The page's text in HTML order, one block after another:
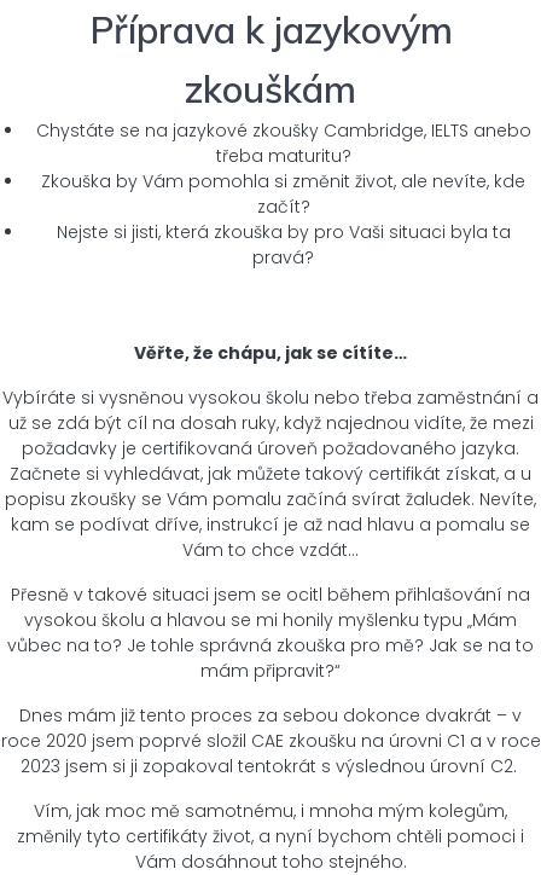
Příprava k jazykovým
zkouškám
Chystáte se na jazykové zkoušky Cambridge, IELTS anebo
třeba maturitu?
Zkouška by Vám pomohla si změnit život, ale nevíte, kde
začít?
Nejste si jisti, která zkouška by pro Vaši situaci byla ta
pravá?
Věřte, že chápu, jak se cítíte…
Vybíráte si vysněnou vysokou školu nebo třeba zaměstnání a
už se zdá být cíl na dosah ruky, když najednou vidíte, že mezi
požadavky je certifikovaná úroveň požadovaného jazyka.
Začnete si vyhledávat, jak můžete takový certifikát získat, a u
popisu zkoušky se Vám pomalu začíná svírat žaludek. Nevíte,
kam se podívat dříve, instrukcí je až nad hlavu a pomalu se
Vám to chce vzdát…
Přesně v takové situaci jsem se ocitl během přihlašování na
vysokou školu a hlavou se mi honily myšlenku typu „Mám
vůbec na to? Je tohle správná zkouška pro mě? Jak se na to
mám připravit?“
Dnes mám již tento proces za sebou dokonce dvakrát – v
roce 2020 jsem poprvé složil CAE zkoušku na úrovni C1 a v roce
2023 jsem si ji zopakoval tentokrát s výslednou úrovní C2.
Vím, jak moc mě samotnému, i mnoha mým kolegům,
změnily tyto certifikáty život, a nyní bychom chtěli pomoci i
Vám dosáhnout toho stejného.